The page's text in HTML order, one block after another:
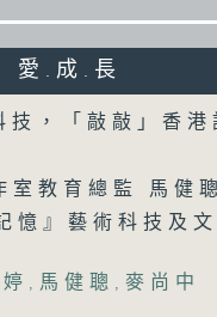
.成.長
，「敲敲」香港
室教育總監 馬健聰
憶』藝術科技及
, 馬健聰 , 麥尚中